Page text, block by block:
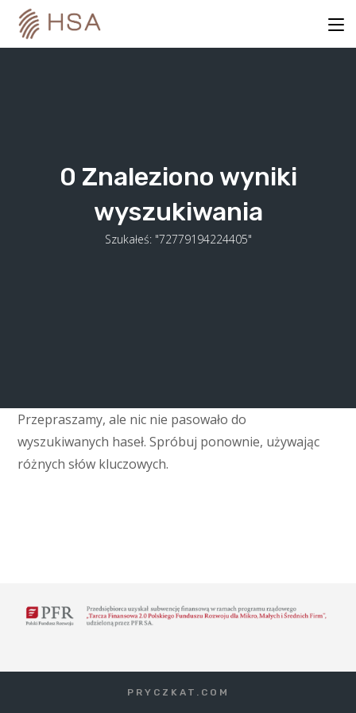
content
0 Znaleziono wyniki
wyszukiwania
Szukałeś: "72779194224405"
Przepraszamy, ale nic nie pasowało do
wyszukiwanych haseł. Spróbuj ponownie, używając
różnych słów kluczowych.
PRYCZKAT.COM